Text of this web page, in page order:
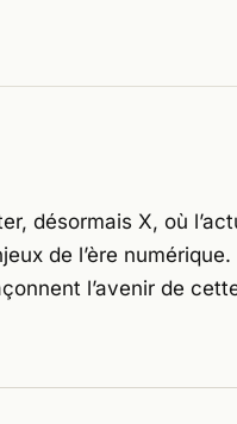
désormais X, où
de l’ère
l’avenir de